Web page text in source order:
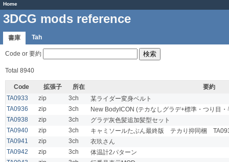
Home
3DCG mods reference
書庫 Tah
Code or 要約
Total 8940
Code 拡張子 所在
要約
TA0933
zip 3ch
某ライダー変身ベルト
TA0936
zip 3ch
New BodyICON (テカなしグラデ+標準・つり目・
TA0938
zip 3ch
グラデ灰色髪追加髪型セット
TA0940
zip 3ch
キャミソールたぶん最終版 テカり抑同梱
TA0941
zip 3ch
衣玖さん
TA0942
zip 3ch
体温計2パターン